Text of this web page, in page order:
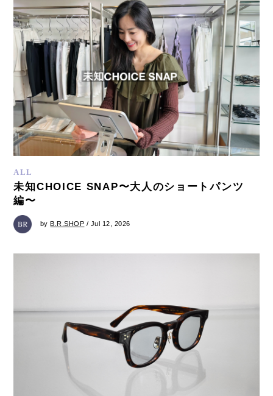
ALL
未知CHOICE SNAP〜大人のショートパンツ
編〜
byB.R.SHOP / Jul 12, 2026